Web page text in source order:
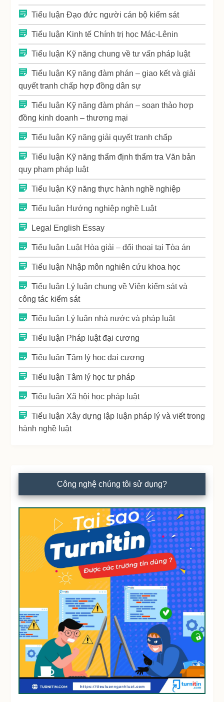
Tiểu luận Đạo đức người cán bộ kiểm sát
Tiểu luận Kinh tế Chính trị học Mác-Lênin
Tiểu luận Kỹ năng chung về tư vấn pháp luật
Tiểu luận Kỹ năng đàm phán – giao kết và giải
quyết tranh chấp hợp đồng dân sự
Tiểu luận Kỹ năng đàm phán – soạn thảo hợp
đồng kinh doanh – thương mại
Tiểu luận Kỹ năng giải quyết tranh chấp
Tiểu luận Kỹ năng thẩm định thẩm tra Văn bản
quy phạm pháp luật
Tiểu luận Kỹ năng thực hành nghề nghiệp
Tiểu luận Hướng nghiệp nghề Luật
Legal English Essay
Tiểu luận Luật Hòa giải – đối thoại tại Tòa án
Tiểu luận Nhập môn nghiên cứu khoa học
Tiểu luận Lý luận chung về Viện kiểm sát và
công tác kiểm sát
Tiểu luận Lý luận nhà nước và pháp luật
Tiểu luận Pháp luật đại cương
Tiểu luận Tâm lý học đại cương
Tiểu luận Tâm lý học tư pháp
Tiểu luận Xã hội học pháp luật
Tiểu luận Xây dựng lập luận pháp lý và viết trong
hành nghề luật
Công nghệ chúng tôi sử dụng?